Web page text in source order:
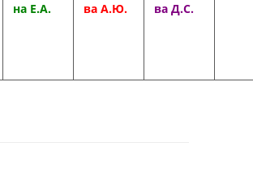
на Е.А. ва А.Ю. ва Д.С.